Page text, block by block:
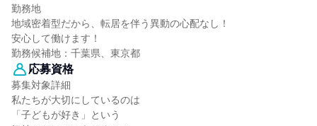
勤務地
地域密着型だから、転居を伴う異動の心配なし！
安心して働けます！
勤務候補地：千葉県、東京都
応募資格
募集対象詳細
私たちが大切にしているのは
「子どもが好き」という